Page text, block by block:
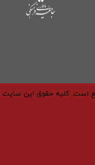
است. کلیه حقوق این